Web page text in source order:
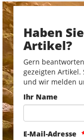
Haben
Artikel?
Gern
gezeigten
und wir melden
Ihr Name
E-Mail-Adresse